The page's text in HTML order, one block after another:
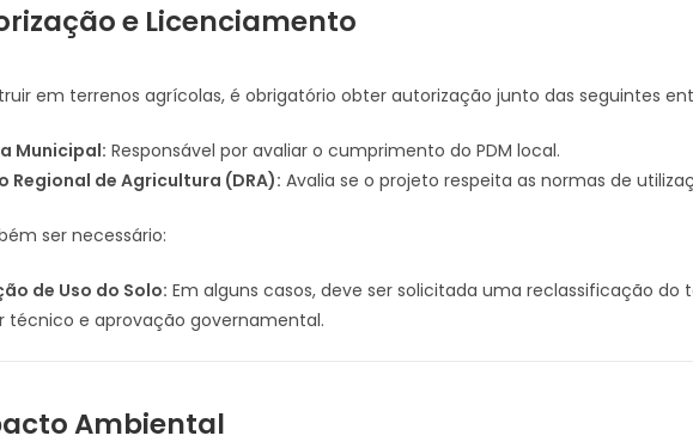
e Licenciamento
em terrenos agrícolas, é obrigatório obter autorização junto das seguintes
Municipal: Responsável por avaliar o cumprimento do PDM local.
Regional de Agricultura (DRA): Avalia se o projeto respeita as normas de
ser necessário:
de Uso do Solo: Em alguns casos, deve ser solicitada uma reclassificação do
técnico e aprovação governamental.
Ambiental